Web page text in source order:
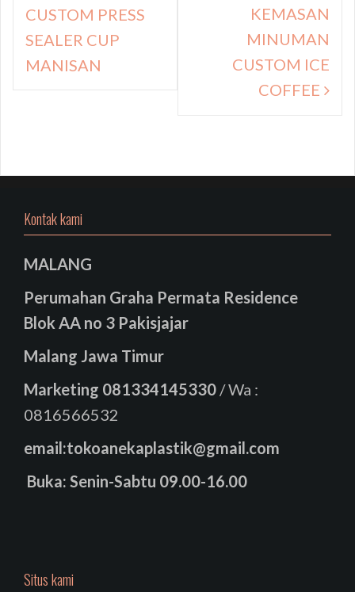
CUSTOM PRESS
SEALER CUP
MANISAN
KEMASAN
MINUMAN
CUSTOM ICE
COFFEE
Kontak kami
MALANG
Perumahan Graha Permata Residence
Blok AA no 3 Pakisjajar
Malang Jawa Timur
Marketing 081334145330 / Wa :
0816566532
email:tokoanekaplastik@gmail.com
Buka: Senin-Sabtu 09.00-16.00
Situs kami